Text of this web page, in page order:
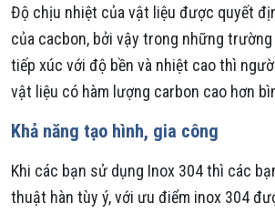
Độ chịu nhiệt của vật liệu được quyết
của cacbon, bởi vậy trong những
tiếp xúc với độ bền và nhiệt cao thì
vật liệu có hàm lượng carbon cao hơn
Khả năng tạo hình, gia công
Khi các bạn sử dụng Inox 304 thì các
thuật hàn tùy ý, với ưu điểm inox 304